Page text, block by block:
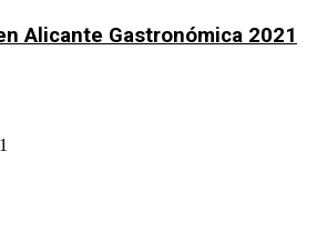
Alicante Gastronómica 2021